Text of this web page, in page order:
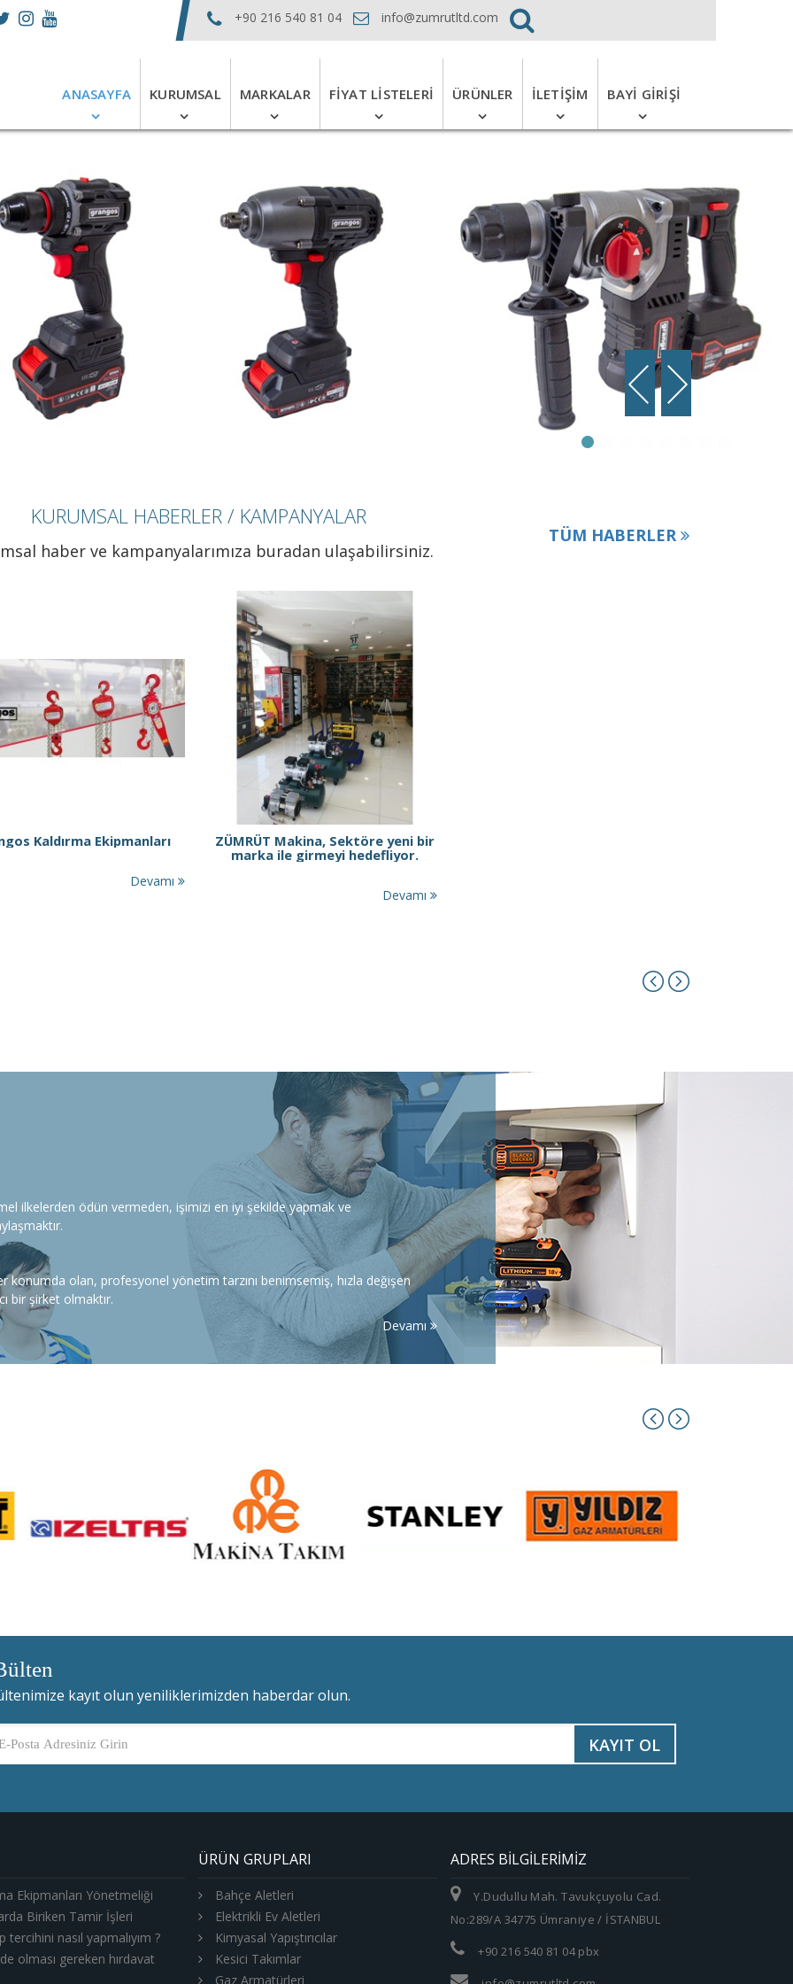
+90 216 540 81 04 info@zumrutltd.com
ANASAYFA KURUMSAL MARKALAR FIYAT LISTELERI ÜRÜNLER İLETIŞIM BAYI GIRIŞI
KURUMSAL HABERLER / KAMPANYALAR
haber ve kampanyalarımıza buradan ulaşabilirsiniz.
TÜM HABERLER
Kaldırma Ekipmanları
Devamı
ZÜMRÜT Makina, Sektöre yeni bir
marka ile girmeyi hedefliyor.
Devamı
ilkelerden ödün vermeden, işimizi en iyi şekilde yapmak ve
olan, profesyonel yönetim tarzını benimsemiş, hızla değişen
bir şirket olmaktır.
Devamı
kayıt olun yeniliklerimizden haberdar olun.
KAYIT OL
Ekipmanları Yönetmeliği
Biriken Tamir İşleri
tercihini nasıl yapmalıyım ?
olması gereken hırdavat
ÜRÜN GRUPLARI
Bahçe Aletleri
Elektrikli Ev Aletleri
Kimyasal Yapıştırıcılar
Kesici Takımlar
Gaz Armatürleri
ADRES BILGILERIMIZ
Y.Dudullu Mah. Tavukçuyolu Cad.
No:289/A 34775 Ümraniye / İSTANBUL
+90 216 540 81 04 pbx